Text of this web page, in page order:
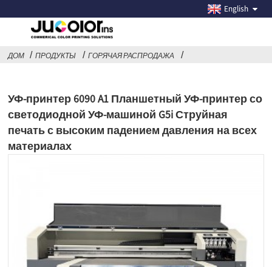
English
ДОМ ПРОДУКТЫ ГОРЯЧАЯ РАСПРОДАЖА
УФ-принтер 6090 A1 Планшетный УФ-принтер со
светодиодной УФ-машиной G5i Струйная
печать с высоким падением давления на всех
материалах